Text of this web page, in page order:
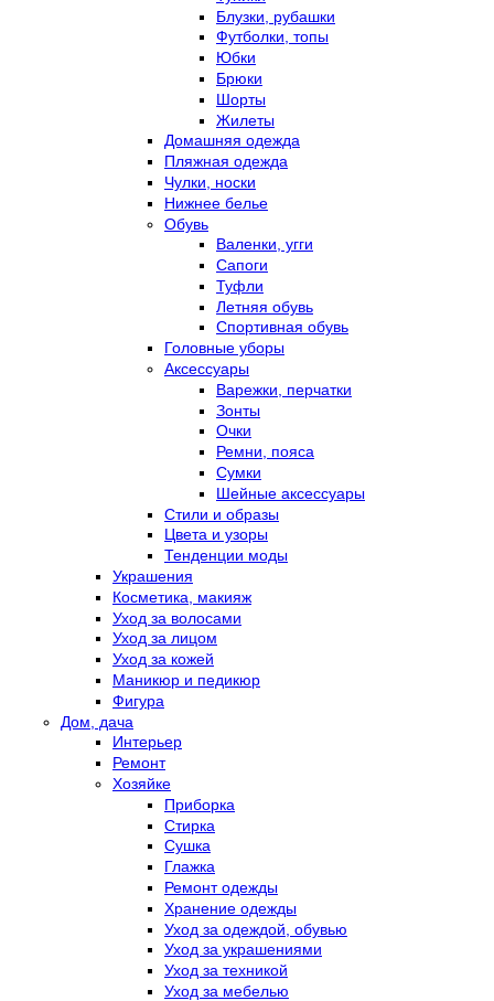
Блузки, рубашки
Футболки, топы
Юбки
Брюки
Шорты
Жилеты
Домашняя одежда
Пляжная одежда
Чулки, носки
Нижнее белье
Обувь
Валенки, угги
Сапоги
Туфли
Летняя обувь
Спортивная обувь
Головные уборы
Аксессуары
Варежки, перчатки
Зонты
Очки
Ремни, пояса
Сумки
Шейные аксессуары
Стили и образы
Цвета и узоры
Тенденции моды
Украшения
Косметика, макияж
Уход за волосами
Уход за лицом
Уход за кожей
Маникюр и педикюр
Фигура
Дом, дача
Интерьер
Ремонт
Хозяйке
Приборка
Стирка
Сушка
Глажка
Ремонт одежды
Хранение одежды
Уход за одеждой, обувью
Уход за украшениями
Уход за техникой
Уход за мебелью